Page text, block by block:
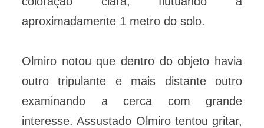
aproximadamente 1 metro do solo.
Olmiro notou que dentro do objeto havia
outro tripulante e mais distante outro
examinando a cerca com grande
interesse. Assustado Olmiro tentou gritar,